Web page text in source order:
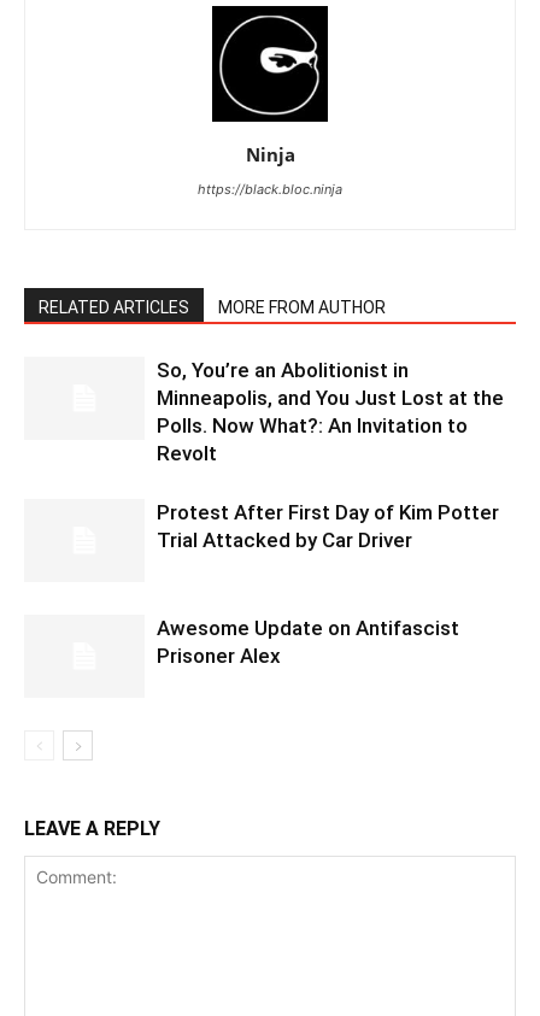
Ninja
https://black.bloc.ninja
RELATED ARTICLES MORE FROM AUTHOR
So, You’re an Abolitionist in
Minneapolis, and You Just Lost at the
Polls. Now What?: An Invitation to
Revolt
Protest After First Day of Kim Potter
Trial Attacked by Car Driver
Awesome Update on Antifascist
Prisoner Alex
LEAVE A REPLY